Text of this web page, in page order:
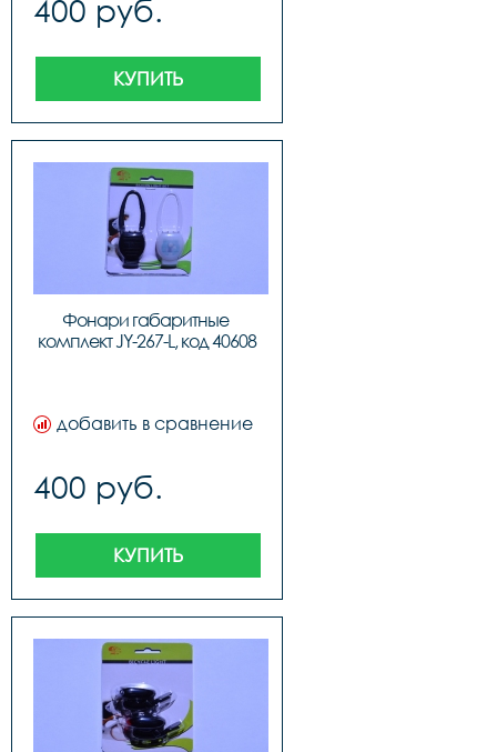
400 руб.
КУПИТЬ
Фонари габаритные
комплект JY-267-L, код 40608
добавить в сравнение
400 руб.
КУПИТЬ